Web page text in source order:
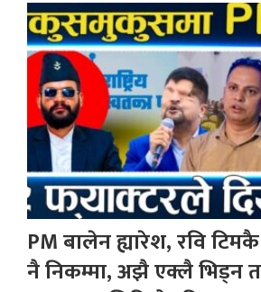
PM बालेन ह्यारेश, रवि टिमकै
नै निकम्मा, अझै एक्लै भिड्न